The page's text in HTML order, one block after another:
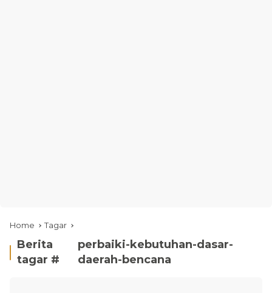
Home Tagar
Berita
tagar #
perbaiki-kebutuhan-dasar-
daerah-bencana